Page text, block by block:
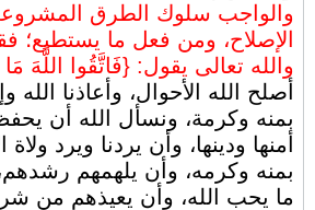
والواجب سلوك الطرق
الإصلاح، ومن فعل ما يستطيع؛
والله تعالى يقول: {فَاتَّقُوا اللَّهَ
أصلح الله الأحوال، وأعاذنا الله
بمنه وكرمة، ونسأل الله أن
أمنها ودينها، وأن يردنا ويرد
بمنه وكرمه، وأن يلهمهم
ما يحب الله، وأن يعيذهم من